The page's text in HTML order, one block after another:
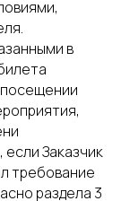
в
Заказчик
требование
раздела 3